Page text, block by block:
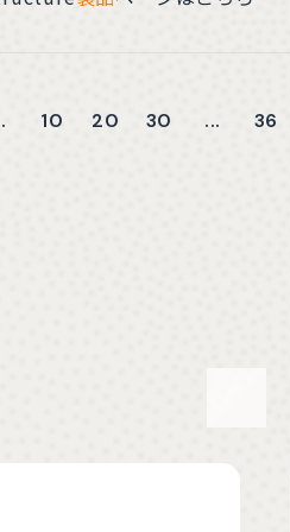
10 20 30 ... 36